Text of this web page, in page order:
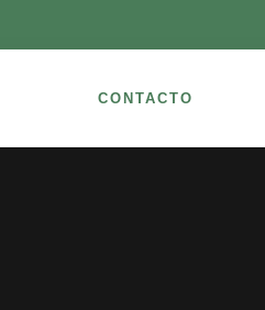
CONTACTO